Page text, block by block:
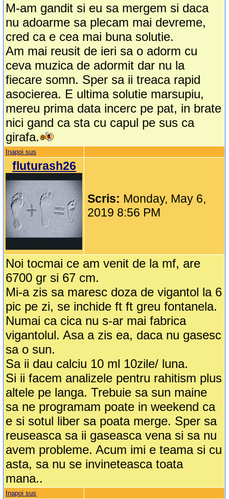
M-am gandit si eu sa mergem si daca
nu adoarme sa plecam mai devreme,
cred ca e cea mai buna solutie.
Am mai reusit de ieri sa o adorm cu
ceva muzica de adormit dar nu la
fiecare somn. Sper sa ii treaca rapid
asocierea. E ultima solutie marsupiu,
mereu prima data incerc pe pat, in brate
nici gand ca sta cu capul pe sus ca
girafa.
Inapoi sus
fluturash26
Scris: Monday, May 6,
2019 8:56 PM
Noi tocmai ce am venit de la mf, are
6700 gr si 67 cm.
Mi-a zis sa maresc doza de vigantol la 6
pic pe zi, se inchide ft ft greu fontanela.
Numai ca cica nu s-ar mai fabrica
vigantolul. Asa a zis ea, daca nu gasesc
sa o sun.
Sa ii dau calciu 10 ml 10zile/ luna.
Si ii facem analizele pentru rahitism plus
altele pe langa. Trebuie sa sun maine
sa ne programam poate in weekend ca
e si sotul liber sa poata merge. Sper sa
reuseasca sa ii gaseasca vena si sa nu
avem probleme. Acum imi e teama si cu
asta, sa nu se invineteasca toata
mana..
Inapoi sus